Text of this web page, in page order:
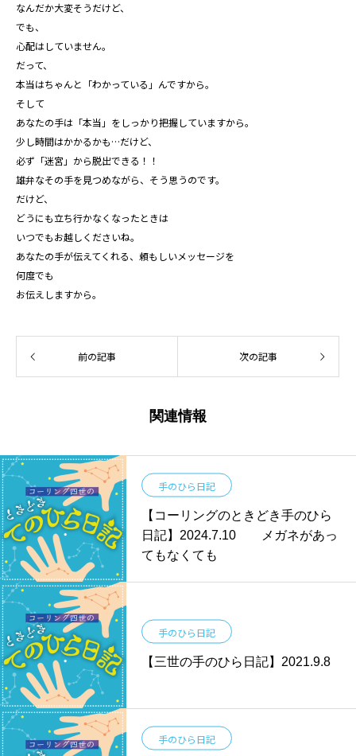
なんだか大変そうだけど、
でも、
心配はしていません。
だって、
本当はちゃんと「わかっている」んですから。
そして
あなたの手は「本当」をしっかり把握していますから。
少し時間はかかるかも…だけど、
必ず「迷宮」から脱出できる！！
雄弁なその手を見つめながら、そう思うのです。
だけど、
どうにも立ち行かなくなったときは
いつでもお越しくださいね。
あなたの手が伝えてくれる、頼もしいメッセージを
何度でも
お伝えしますから。
前の記事 次の記事
関連情報
手のひら日記
【コーリングのときどき手のひら
日記】2024.7.10 メガネがあっ
てもなくても
手のひら日記
【三世の手のひら日記】2021.9.8
手のひら日記